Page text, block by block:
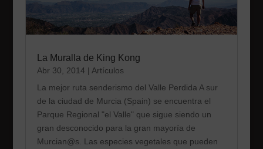
La Muralla de King Kong
Abr 30, 2014 | Artículos
La mejor ruta senderismo del Valle Perdida A sur
de la ciudad de Murcia (Spain) se encuentra el
Parque Regional "el Valle" que sigue siendo un
gran desconocido para la gran mayoría de
Murcian@s. Las especies vegetales que pueden